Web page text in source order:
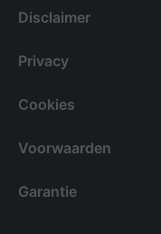
Disclaimer
Privacy
Cookies
Voorwaarden
Garantie